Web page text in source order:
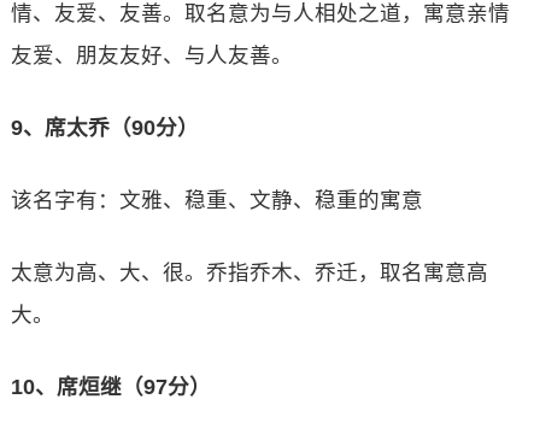
情、友爱、友善。取名意为与人相处之道，寓意亲情
友爱、朋友友好、与人友善。
9、席太乔（90分）
该名字有：文雅、稳重、文静、稳重的寓意
太意为高、大、很。乔指乔木、乔迁，取名寓意高
大。
10、席烜继（97分）